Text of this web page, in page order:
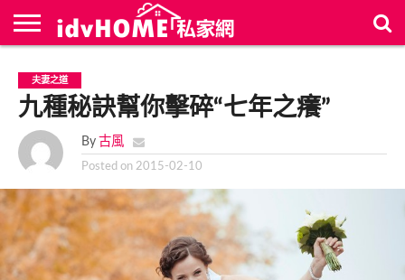
新
文
章
聯
絡
我
們
首
頁
夫妻之道
九種秘訣幫你擊碎“七年之癢”
By 古風
Posted on 2015-02-10